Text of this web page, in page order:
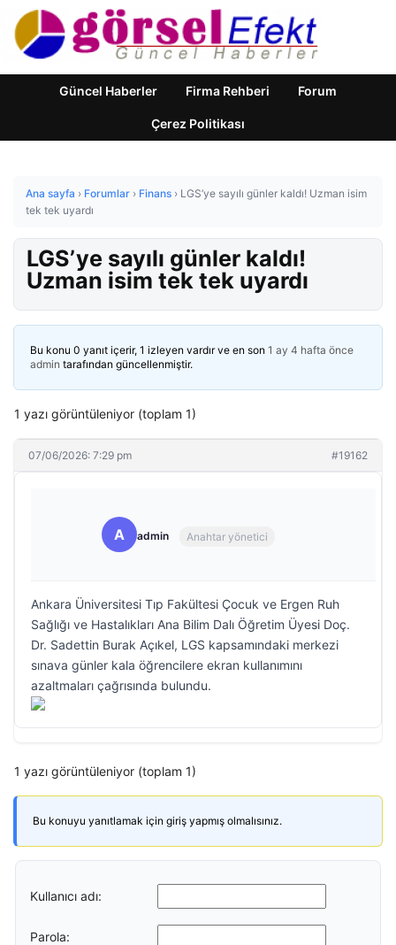
Güncel Haberler Firma Rehberi Forum
Çerez Politikası
Ana sayfa › Forumlar › Finans › LGS’ye sayılı günler kaldı! Uzman isim
tek tek uyardı
LGS’ye sayılı günler kaldı!
Uzman isim tek tek uyardı
Bu konu 0 yanıt içerir, 1 izleyen vardır ve en son 1 ay 4 hafta önce
admin tarafından güncellenmiştir.
1 yazı görüntüleniyor (toplam 1)
07/06/2026: 7:29 pm #19162
A admin Anahtar yönetici
Ankara Üniversitesi Tıp Fakültesi Çocuk ve Ergen Ruh
Sağlığı ve Hastalıkları Ana Bilim Dalı Öğretim Üyesi Doç.
Dr. Sadettin Burak Açıkel, LGS kapsamındaki merkezi
sınava günler kala öğrencilere ekran kullanımını
azaltmaları çağrısında bulundu.
1 yazı görüntüleniyor (toplam 1)
Bu konuyu yanıtlamak için giriş yapmış olmalısınız.
Kullanıcı adı:
Parola: